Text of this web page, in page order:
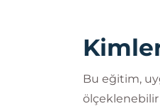
Bu eğitim,